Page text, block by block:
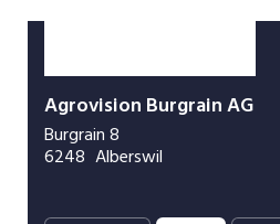
Agrovision Burgrain AG
Burgrain 8
6248 Alberswil